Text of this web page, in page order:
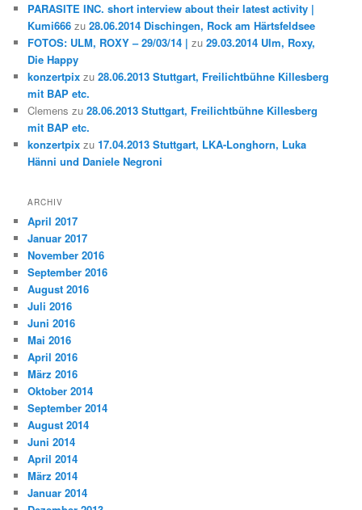
PARASITE INC. short interview about their latest activity |
Kumi666 zu28.06.2014 Dischingen, Rock am Härtsfeldsee
FOTOS: ULM, ROXY – 29/03/14 | zu29.03.2014 Ulm, Roxy,
Die Happy
konzertpix zu28.06.2013 Stuttgart, Freilichtbühne Killesberg
mit BAP etc.
Clemens zu28.06.2013 Stuttgart, Freilichtbühne Killesberg
mit BAP etc.
konzertpix zu17.04.2013 Stuttgart, LKA-Longhorn, Luka
Hänni und Daniele Negroni
ARCHIV
April 2017
Januar 2017
November 2016
September 2016
August 2016
Juli 2016
Juni 2016
Mai 2016
April 2016
März 2016
Oktober 2014
September 2014
August 2014
Juni 2014
April 2014
März 2014
Januar 2014